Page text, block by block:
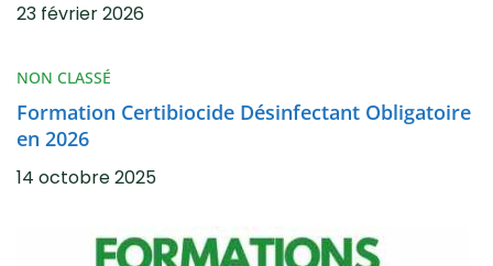
23 février 2026
NON CLASSÉ
Formation Certibiocide Désinfectant Obligatoire
en 2026
14 octobre 2025